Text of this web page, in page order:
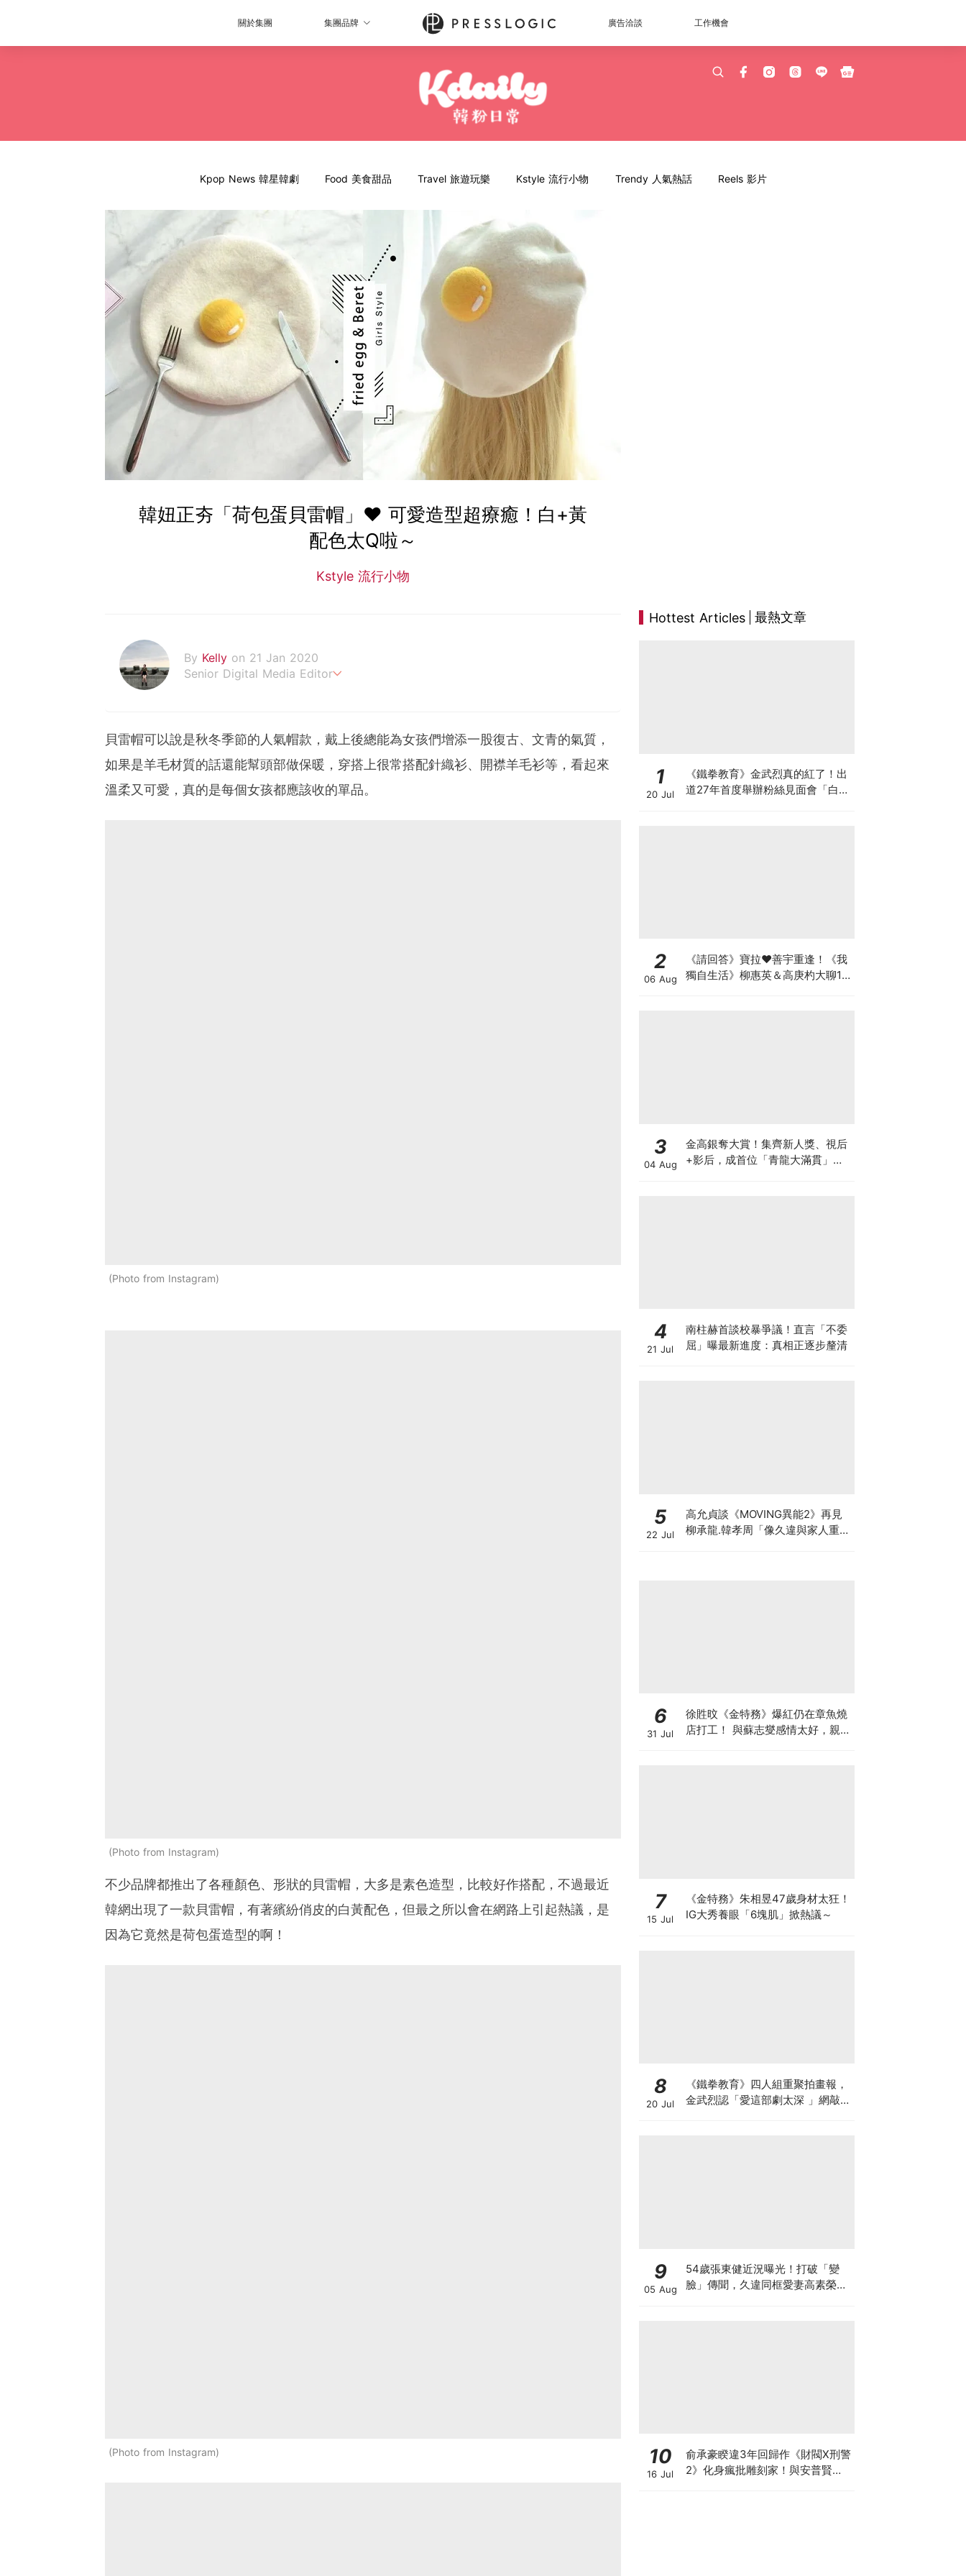
關於集團 集團品牌 廣告洽談 工作機會
Kpop News 韓星韓劇 Food 美食甜品 Travel 旅遊玩樂 Kstyle 流行小物 Trendy 人氣熱話 Reels 影片
韓妞正夯「荷包蛋貝雷帽」♥ 可愛造型超療癒！白+黃
配色太Q啦～
Kstyle 流行小物
By Kelly on 21 Jan 2020
Senior Digital Media Editor
貝雷帽可以說是秋冬季節的人氣帽款，戴上後總能為女孩們增添一股復古、文青的氣質，
如果是羊毛材質的話還能幫頭部做保暖，穿搭上很常搭配針織衫、開襟羊毛衫等，看起來
溫柔又可愛，真的是每個女孩都應該收的單品。
Photo from Instagram
Photo from Instagram
不少品牌都推出了各種顏色、形狀的貝雷帽，大多是素色造型，比較好作搭配，不過最近
韓網出現了一款貝雷帽，有著繽紛俏皮的白黃配色，但最之所以會在網路上引起熱議，是
因為它竟然是荷包蛋造型的啊！
Photo from Instagram
Hottest Articles 最熱文章
1
20 Jul
《鐵拳教育》金武烈真的紅了！出
道27年首度舉辦粉絲見面會「白西
2
06 Aug
《請回答》寶拉♥善宇重逢！《我
獨自生活》柳惠英＆高庚杓大聊16
3
04 Aug
金高銀奪大賞！集齊新人獎、視后
+影后，成首位「青龍大滿貫」得
4
21 Jul
南柱赫首談校暴爭議！直言「不委
屈」曝最新進度：真相正逐步釐清
5
22 Jul
高允貞談《MOVING異能2》再見
柳承龍.韓孝周「像久違與家人重
6
31 Jul
徐貹旼《金特務》爆紅仍在章魚燒
店打工！ 與蘇志燮感情太好，親爸
7
15 Jul
《金特務》朱相昱47歲身材太狂！
IG大秀養眼「6塊肌」掀熱議～
8
20 Jul
《鐵拳教育》四人組重聚拍畫報，
金武烈認「愛這部劇太深 」網敲：
9
05 Aug
54歲張東健近況曝光！打破「變
臉」傳聞，久違同框愛妻高素榮甜
10
16 Jul
俞承豪睽違3年回歸作《財閥X刑警
2》化身瘋批雕刻家！與安普賢從